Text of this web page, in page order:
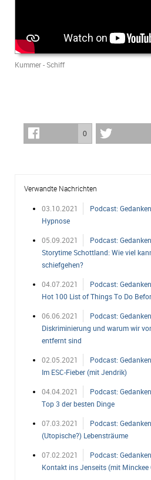
Kummer - Schiff
0
Verwandte Nachrichten
03.10.2021
Podcast:
Hypnose
05.09.2021
Podcast:
Storytime Schottland: Wie viel
schiefgehen?
04.07.2021
Podcast:
Hot 100 List of Things To Do
06.06.2021
Podcast:
Diskriminierung und warum wir
entfernt sind
02.05.2021
Podcast:
Im ESC-Fieber (mit Jendrik)
04.04.2021
Podcast:
Top 3 der besten Dinge
07.03.2021
Podcast:
(Utopische?) Lebensträume
07.02.2021
Podcast:
Kontakt ins Jenseits (mit